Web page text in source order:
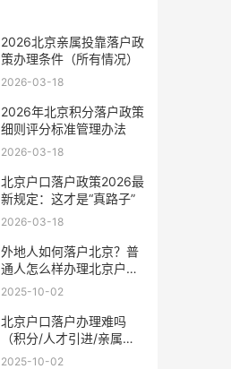
2026北京亲属投靠落户政
策办理条件（所有情况）
2026-03-18
2026年北京积分落户政策
细则评分标准管理办法
2026-03-18
北京户口落户政策2026最
新规定：这才是“真路子”
2026-03-18
外地人如何落户北京？普
通人怎么样办理北京户
口？
2025-10-02
北京户口落户办理难吗
（积分/人才引进/亲属投
靠）
2025-10-02